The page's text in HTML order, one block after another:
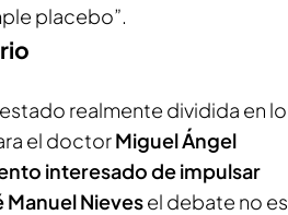
placebo”.
realmente dividida en lo
el doctorMiguel Ángel
interesado de impulsar
Manuel Nievesel debate no es